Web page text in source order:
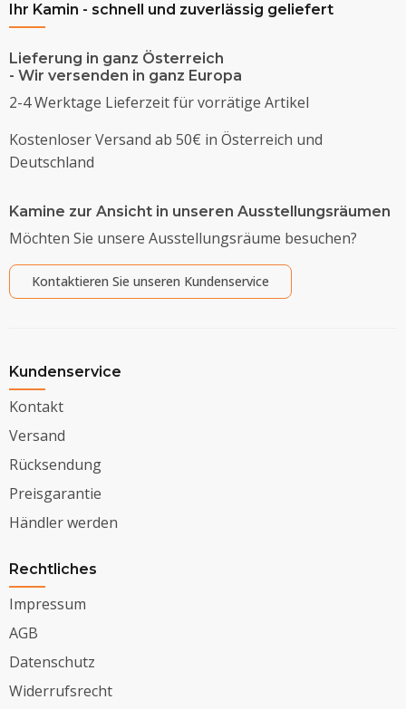
Ihr Kamin - schnell und zuverlässig geliefert
Lieferung in ganz Österreich
- Wir versenden in ganz Europa
2-4 Werktage Lieferzeit für vorrätige Artikel
Kostenloser Versand ab 50€ in Österreich und
Deutschland
Kamine zur Ansicht in unseren Ausstellungsräumen
Möchten Sie unsere Ausstellungsräume besuchen?
Kontaktieren Sie unseren Kundenservice
Kundenservice
Kontakt
Versand
Rücksendung
Preisgarantie
Händler werden
Rechtliches
Impressum
AGB
Datenschutz
Widerrufsrecht